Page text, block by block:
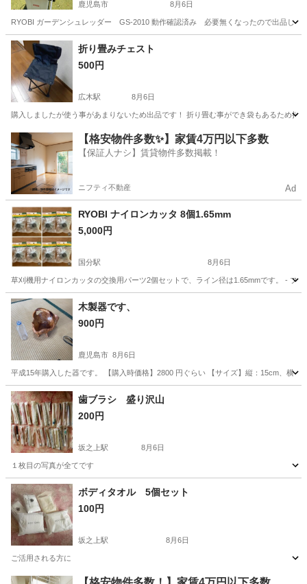
鹿児島市 8月6日
RYOBI ガーデンシュレッダー GS-2010 動作確認済み 必要無くなったので出品しま
鹿児島 鹿児島市 その他
折り畳みチェスト
500円
広木駅 8月6日
購入しましたが使う事があまりないため出品です！ 折り畳む事ができ袋もあるため持
鹿児島 鹿児島市 広木駅 その他
【格安物件多数✨】家賃4万円以下多数
【保証人ナシ】賃貸物件多数掲載！
ニフティ不動産 Ad
RYOBI ナイロンカッタ 8個1.65mm
5,000円
国分駅 8月6日
草刈機用ナイロンカッタの交換用パーツ2個セットで、ライン径は1.65mmです。 - ブ
鹿児島 霧島市 国分駅
木製器です、
900円
鹿児島市 8月6日
平成15年購入した器です。 【購入時価格】2800 円ぐらい 【サイズ】縦：15cm、横
鹿児島 鹿児島市 食器 木製
歯ブラシ 盛り沢山
200円
坂之上駅 8月6日
１枚目の写真が全てです
鹿児島 鹿児島市 坂之上駅 その他
ボディタオル 5個セット
100円
坂之上駅 8月6日
ご活用される方に
鹿児島 鹿児島市 坂之上駅 その他 タオル